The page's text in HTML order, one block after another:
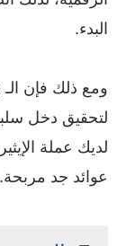
البدء.
لتحقيق دخل
لديك عملة
عوائد جد مربحة.